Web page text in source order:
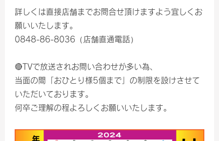
詳しくは直接店舗までお問合せ頂けますよう宜しくお
願いいたします。
0848-86-8036（店舗直通電話）
🔴TVで放送されお問い合わせが多い為、
当面の間「おひとり様5個まで」の制限を設けさせて
いただいております。
何卒ご理解の程よろしくお願いいたします。